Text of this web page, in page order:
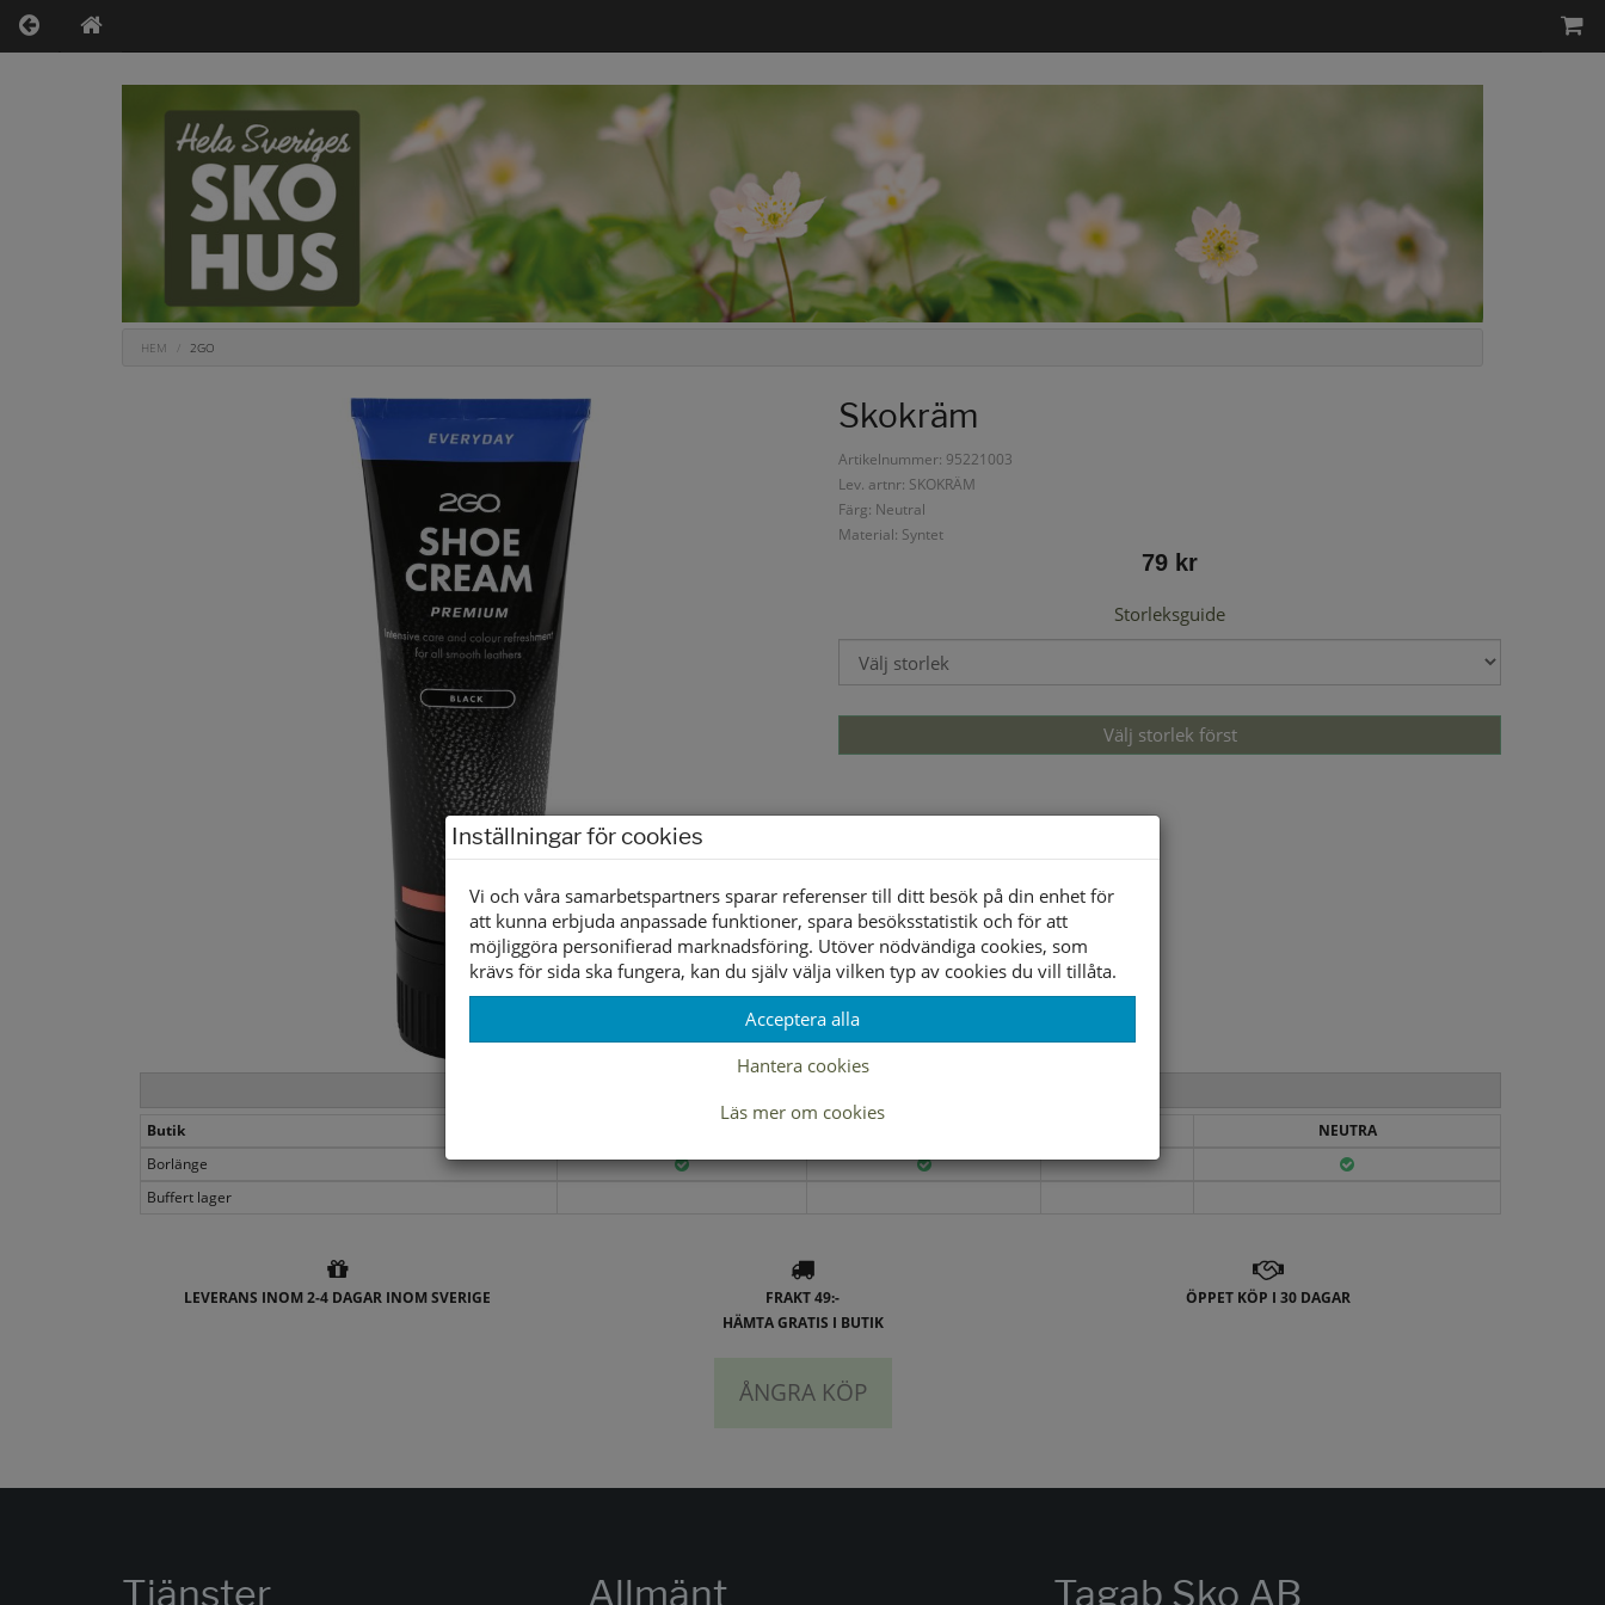
HEM 2GO
Skokräm
Artikelnummer: 95221003
Lev. artnr: SKOKRÄM
Färg: Neutral
Material: Syntet
79 kr
Storleksguide
Välj storlek först
Butik
NEUTRA
Borlänge
Buffert lager
LEVERANS INOM 2-4 DAGAR INOM SVERIGE
FRAKT 49:-
HÄMTA GRATIS I BUTIK
ÖPPET KÖP I 30 DAGAR
ÅNGRA KÖP
Inställningar för cookies
Vi och våra samarbetspartners sparar referenser till ditt besök på din enhet för
att kunna erbjuda anpassade funktioner, spara besöksstatistik och för att
möjliggöra personifierad marknadsföring. Utöver nödvändiga cookies, som
krävs för sida ska fungera, kan du själv välja vilken typ av cookies du vill tillåta.
Acceptera alla
Hantera cookies
Läs mer om cookies
Tjänster Allmänt Tagab Sko AB